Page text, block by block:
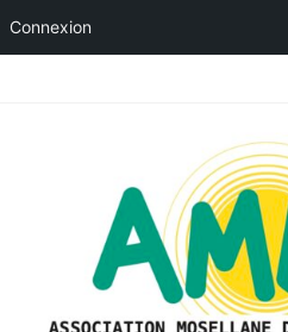
Connexion